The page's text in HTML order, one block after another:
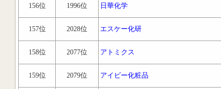
156位 1996位 日華化学
157位 2028位 エスケー化研
158位 2077位 アトミクス
159位 2079位 アイビー化粧品